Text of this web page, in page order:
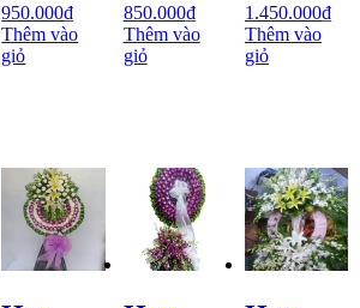
950.000₫
Thêm vào
giỏ
850.000₫
Thêm vào
giỏ
1.450.000₫
Thêm vào
giỏ